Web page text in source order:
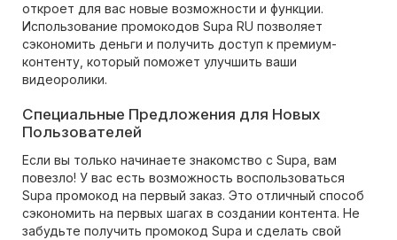
откроет для вас новые возможности и функции.
Использование промокодов Supa RU позволяет
сэкономить деньги и получить доступ к премиум-
контенту, который поможет улучшить ваши
видеоролики.
Специальные Предложения для Новых
Пользователей
Если вы только начинаете знакомство с Supa, вам
повезло! У вас есть возможность воспользоваться
Supa промокод на первый заказ. Это отличный способ
сэкономить на первых шагах в создании контента. Не
забудьте получить промокод Supa и сделать свой